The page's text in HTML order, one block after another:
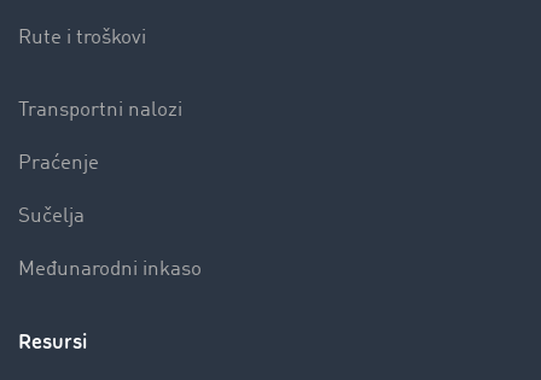
Rute i troškovi
Transportni nalozi
Praćenje
Sučelja
Međunarodni inkaso
Resursi